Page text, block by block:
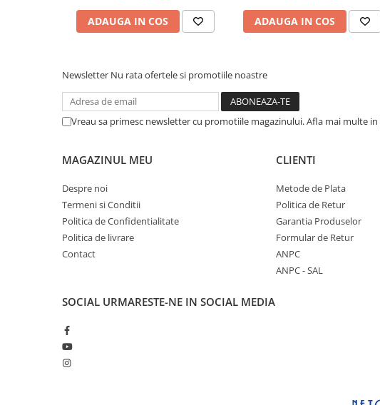
Monitoare Refurbished
Monitoare Renew
Hard Disk-uri SERVER
Accesorii server
Carcase server
Memorii RAM Server
Procesoare server
Sisteme server
Stabilizatoare de tensiune
ADAUGA IN COS ADAUGA IN COS
Newsletter Nu rata ofertele si promotiile noastre
Vreau sa primesc newsletter cu promotiile magazinului. Afla mai multe in
MAGAZINUL MEU
Despre noi
Termeni si Conditii
Politica de Confidentialitate
Politica de livrare
Contact
CLIENTI
Metode de Plata
Politica de Retur
Garantia Produselor
Formular de Retur
ANPC
ANPC - SAL
SOCIAL URMARESTE-NE IN SOCIAL MEDIA